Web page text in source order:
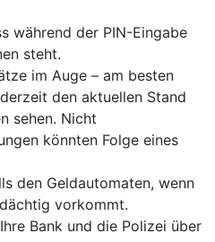
während der PIN-Eingabe
steht.
im Auge – am besten
den aktuellen Stand
sehen. Nicht
könnten Folge eines
den Geldautomaten, wenn
vorkommt.
Bank und die Polizei über